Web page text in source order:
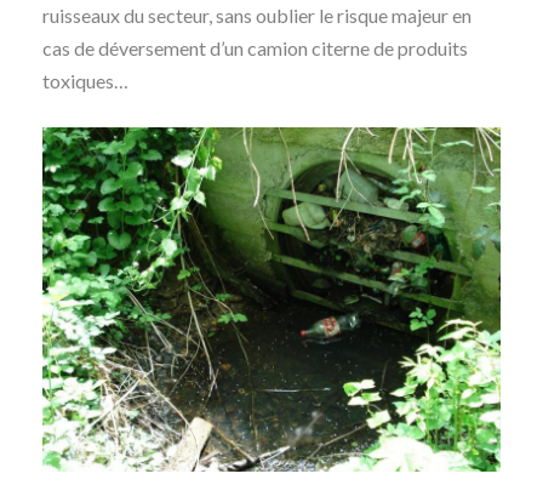
ruisseaux du secteur, sans oublier le risque majeur en
cas de déversement d’un camion citerne de produits
toxiques…